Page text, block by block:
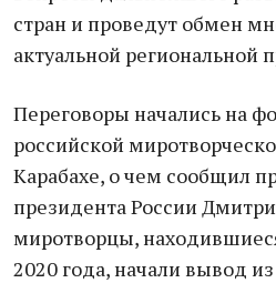
стран и проведут обмен
актуальной региональной
Переговоры начались на
российской
Карабахе, о чем сообщил
президента России
миротворцы,
2020 года, начали вывод